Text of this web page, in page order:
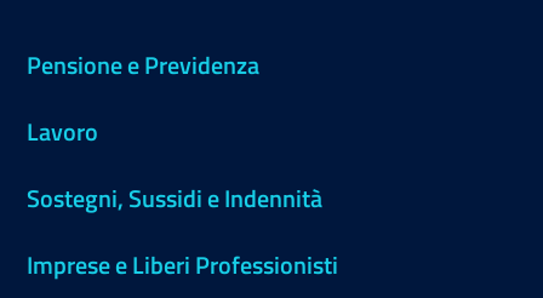
Pensione e Previdenza
Lavoro
Sostegni, Sussidi e Indennità
Imprese e Liberi Professionisti